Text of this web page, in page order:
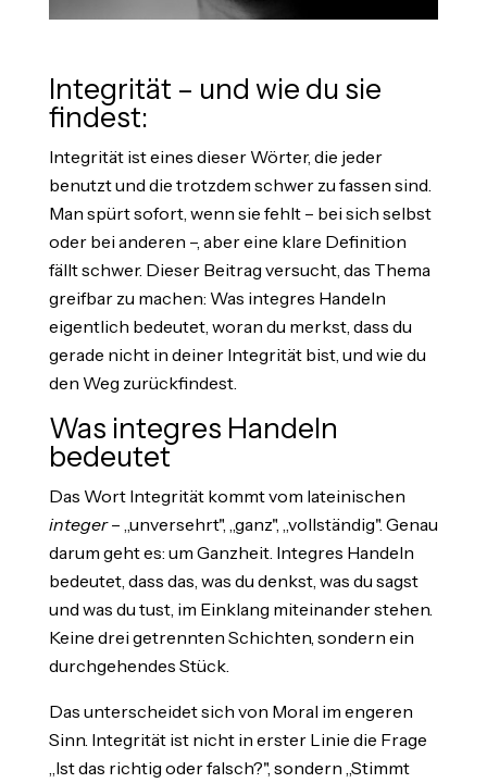
Integrität – und wie du sie
findest:
Integrität ist eines dieser Wörter, die jeder
benutzt und die trotzdem schwer zu fassen sind.
Man spürt sofort, wenn sie fehlt – bei sich selbst
oder bei anderen –, aber eine klare Definition
fällt schwer. Dieser Beitrag versucht, das Thema
greifbar zu machen: Was integres Handeln
eigentlich bedeutet, woran du merkst, dass du
gerade nicht in deiner Integrität bist, und wie du
den Weg zurückfindest.
Was integres Handeln
bedeutet
Das Wort Integrität kommt vom lateinischen
integer– „unversehrt", „ganz", „vollständig". Genau
darum geht es: um Ganzheit. Integres Handeln
bedeutet, dass das, was du denkst, was du sagst
und was du tust, im Einklang miteinander stehen.
Keine drei getrennten Schichten, sondern ein
durchgehendes Stück.
Das unterscheidet sich von Moral im engeren
Sinn. Integrität ist nicht in erster Linie die Frage
„Ist das richtig oder falsch?", sondern „Stimmt